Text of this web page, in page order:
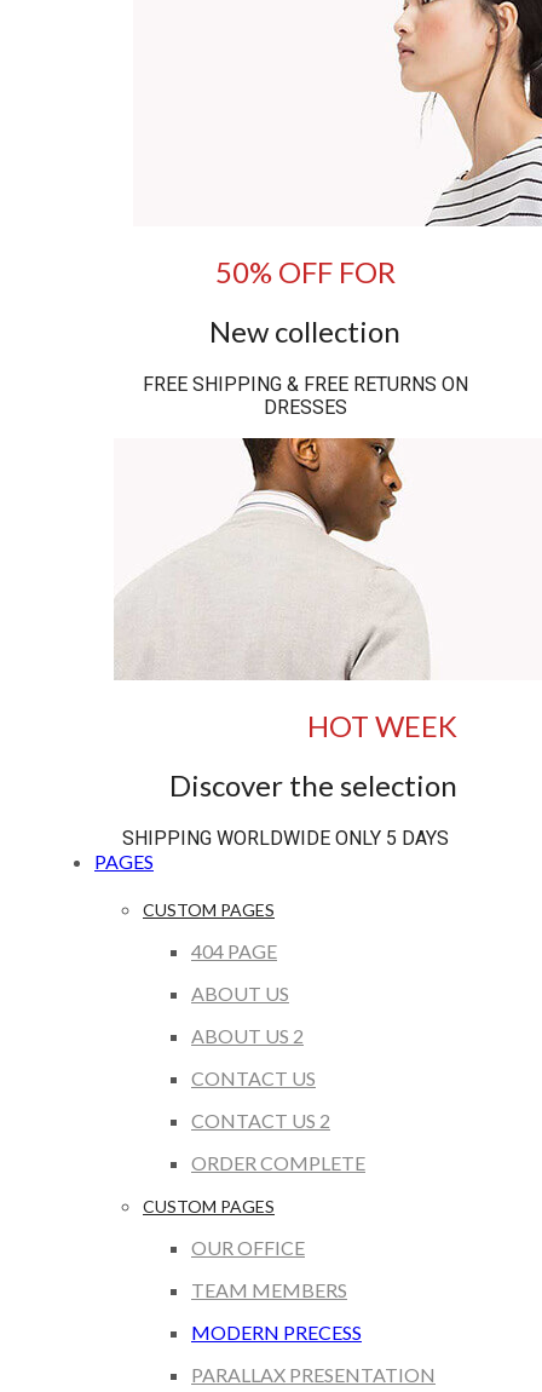
50% OFF FOR
New collection
FREE SHIPPING & FREE RETURNS ON
DRESSES
HOT WEEK
Discover the selection
SHIPPING WORLDWIDE ONLY 5 DAYS
PAGES
CUSTOM PAGES
404 PAGE
ABOUT US
ABOUT US 2
CONTACT US
CONTACT US 2
ORDER COMPLETE
CUSTOM PAGES
OUR OFFICE
TEAM MEMBERS
MODERN PRECESS
PARALLAX PRESENTATION